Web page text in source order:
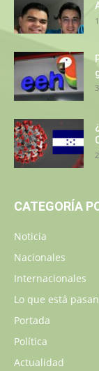
CATEGORÍA
Noticia
Nacionales
Internacionales
Lo que está
Portada
Política
Actualidad